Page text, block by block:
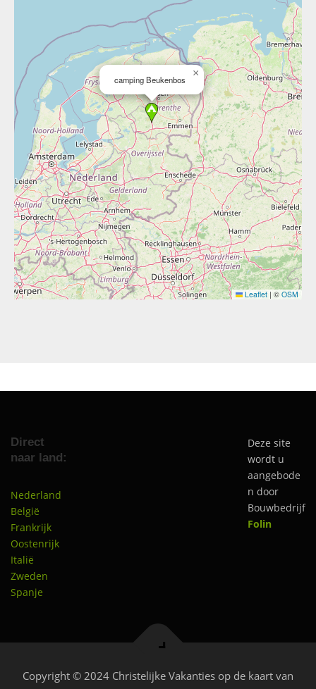
camping Beukenbos
×
Leaflet | © OSM
Direct
naar land:
Nederland
België
Frankrijk
Oostenrijk
Italië
Zweden
Spanje
Deze site
wordt u
aangebode
n door
Bouwbedrijf
Folin